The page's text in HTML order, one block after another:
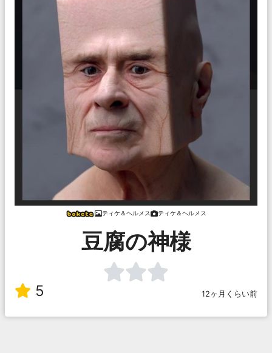
ティケ＆ヘルメス ティケ＆ヘルメス
豆腐の神様
5 12ヶ月くらい前